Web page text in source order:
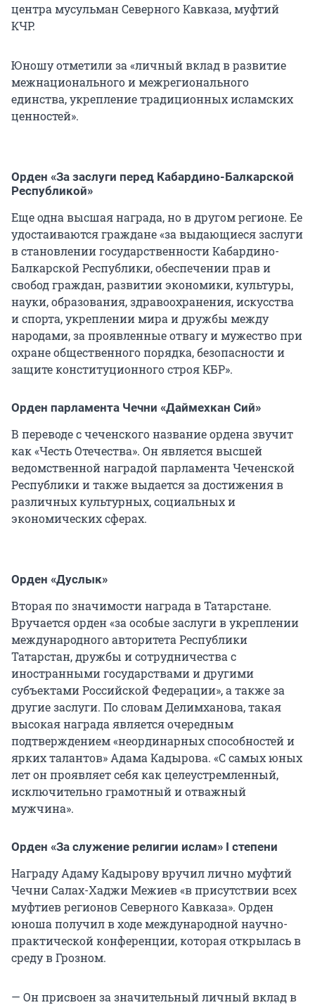
центра мусульман Северного Кавказа, муфтий
КЧР.
Юношу отметили за «личный вклад в развитие
межнационального и межрегионального
единства, укрепление традиционных исламских
ценностей».
Орден «За заслуги перед Кабардино-Балкарской
Республикой»
Еще одна высшая награда, но в другом регионе. Ее
удостаиваются граждане «за выдающиеся заслуги
в становлении государственности Кабардино-
Балкарской Республики, обеспечении прав и
свобод граждан, развитии экономики, культуры,
науки, образования, здравоохранения, искусства
и спорта, укреплении мира и дружбы между
народами, за проявленные отвагу и мужество при
охране общественного порядка, безопасности и
защите конституционного строя КБР».
Орден парламента Чечни «Даймехкан Сий»
В переводе с чеченского название ордена звучит
как «Честь Отечества». Он является высшей
ведомственной наградой парламента Чеченской
Республики и также выдается за достижения в
различных культурных, социальных и
экономических сферах.
Орден «Дуслык»
Вторая по значимости награда в Татарстане.
Вручается орден «за особые заслуги в укреплении
международного авторитета Республики
Татарстан, дружбы и сотрудничества с
иностранными государствами и другими
субъектами Российской Федерации», а также за
другие заслуги. По словам Делимханова, такая
высокая награда является очередным
подтверждением «неординарных способностей и
ярких талантов» Адама Кадырова. «С самых юных
лет он проявляет себя как целеустремленный,
исключительно грамотный и отважный
мужчина».
Орден «За служение религии ислам» I степени
Награду Адаму Кадырову вручил лично муфтий
Чечни Салах-Хаджи Межиев «в присутствии всех
муфтиев регионов Северного Кавказа». Орден
юноша получил в ходе международной научно-
практической конференции, которая открылась в
среду в Грозном.
— Он присвоен за значительный личный вклад в